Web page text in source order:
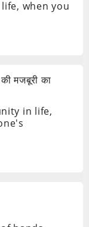
when you
मजबूरी का
in life,